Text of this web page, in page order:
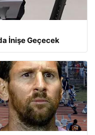
İnişe Geçecek